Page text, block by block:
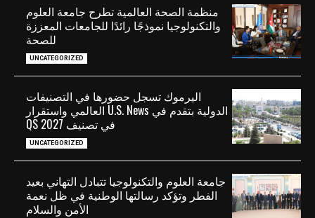
منظمة الصحة العالمية تطرح جامعة العلوم
والتكنولوجيا نموذجًا رائدًا للجامعات المعززة
للصحة
UNCATEGORIZED
اليرموك تسجل حضورها في التصنيفات
الدولية بتقدم في U.S. News العالمي واستقرار
في تصنيف QS 2027
UNCATEGORIZED
جامعة العلوم والتكنولوجيا تتبادل التهاني بعيد
الفطر وتؤكد رسالتها الوطنية في ظل نعمة
الأمن والسلام